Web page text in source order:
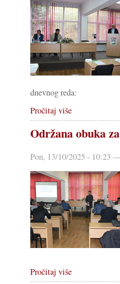
dnevnog reda:
Pročitaj više
Održana obuka
Pon, 13/10/2025 - 10:23
Pročitaj više